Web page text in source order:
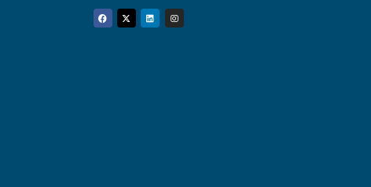
Facebook
Twitter
Linkedin
Instagram